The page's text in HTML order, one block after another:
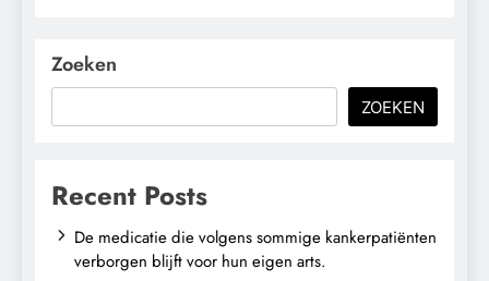
Zoeken
ZOEKEN
Recent Posts
De medicatie die volgens sommige kankerpatiënten
verborgen blijft voor hun eigen arts.